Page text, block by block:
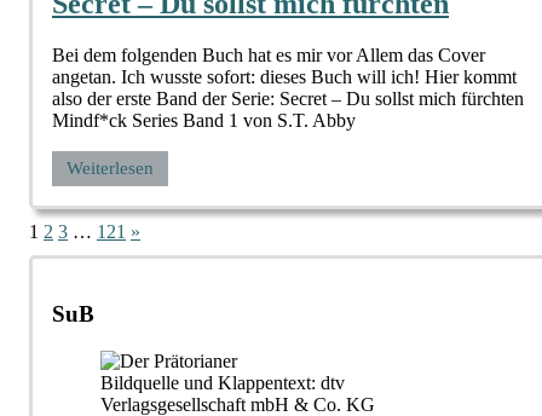
Bei dem folgenden Buch hat es mir vor Allem das Cover
angetan. Ich wusste sofort: dieses Buch will ich! Hier kommt
also der erste Band der Serie: Secret – Du sollst mich fürchten
Mindf*ck Series Band 1 von S.T. Abby
Weiterlesen
Seitennummerierung
der
Beiträge
1 2 3 … 121 Nächste
Beiträge
»
SuB
Bildquelle und Klappentext: dtv
Verlagsgesellschaft mbH & Co. KG